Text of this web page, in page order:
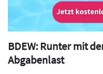
BDEW: Runter mit
Abgabenlast